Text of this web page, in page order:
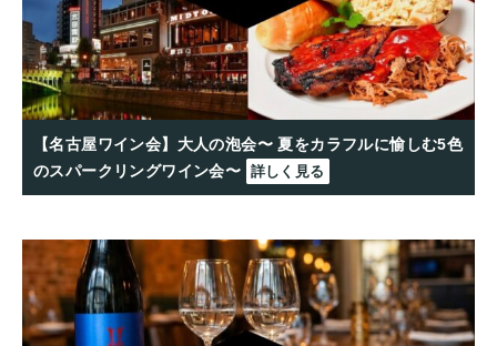
【名古屋ワイン会】大人の泡会〜 夏をカラフルに愉しむ5色
のスパークリングワイン会〜 詳しく見る